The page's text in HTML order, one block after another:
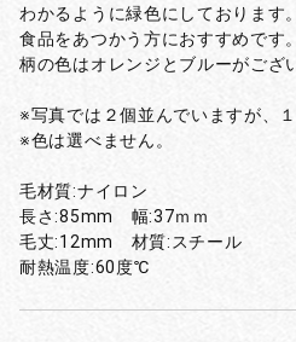
わかるように緑色にしております。
食品をあつかう方におすすめです。
柄の色はオレンジとブルーがござ
※写真では２個並んでいますが、１
※色は選べません。
毛材質:ナイロン
長さ:85mm 幅:37ｍｍ
毛丈:12mm 材質:スチール
耐熱温度:60度℃